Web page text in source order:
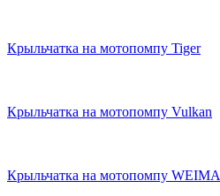
Крыльчатка на мотопомпу Tiger
Крыльчатка на мотопомпу Vulkan
Крыльчатка на мотопомпу WEIMA